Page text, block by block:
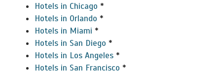
Hotels in Chicago *
Hotels in Orlando *
Hotels in Miami *
Hotels in San Diego *
Hotels in Los Angeles *
Hotels in San Francisco *